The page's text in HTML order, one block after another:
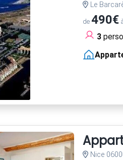
Le
de490€
3
Nice